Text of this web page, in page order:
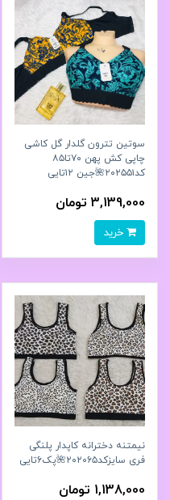
سوتین تترون گلدار گل کاشی
چاپی کش پهن ۷۰تا۸۵
کد۲۰۲۵۵۱🌺جین ۱۲تایی
3,139,000 تومان
نیمتنه دخترانه کاپدار پلنگی
فری سایزکد۲۰۲۰۶۵🌺پک۶تایی
1,138,000 تومان